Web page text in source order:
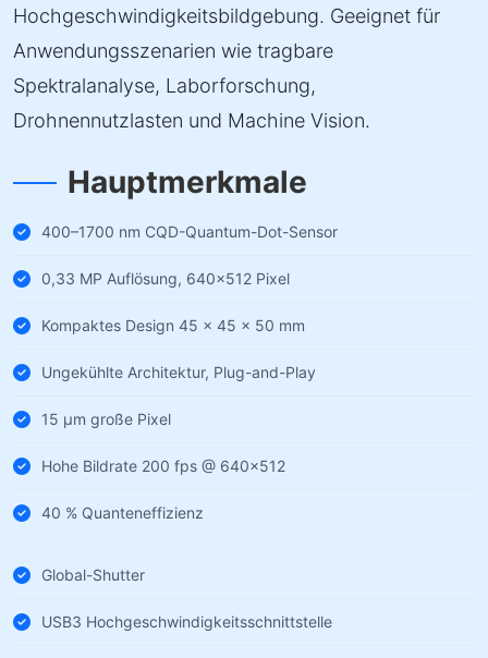
Hochgeschwindigkeitsbildgebung. Geeignet für
Anwendungsszenarien wie tragbare
Spektralanalyse, Laborforschung,
Drohnennutzlasten und Machine Vision.
Hauptmerkmale
400–1700 nm CQD-Quantum-Dot-Sensor
0,33 MP Auflösung, 640×512 Pixel
Kompaktes Design 45 × 45 × 50 mm
Ungekühlte Architektur, Plug-and-Play
15 µm große Pixel
Hohe Bildrate 200 fps @ 640×512
40 % Quanteneffizienz
Global-Shutter
USB3 Hochgeschwindigkeitsschnittstelle